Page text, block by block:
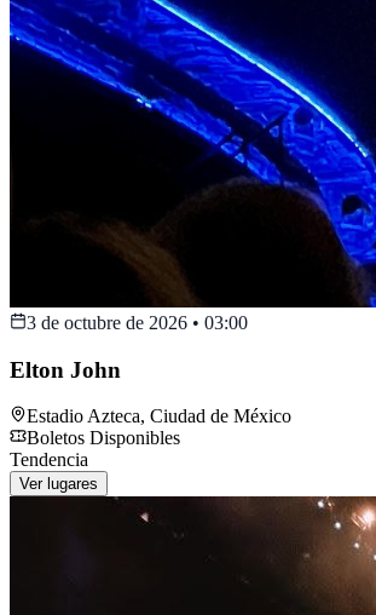
3 de octubre de 2026 • 03:00
Elton John
Estadio Azteca, Ciudad de México
Boletos Disponibles
Tendencia
Ver lugares